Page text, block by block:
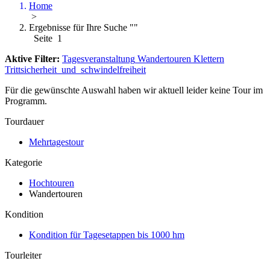
Home
>
Ergebnisse für Ihre Suche ""
Seite 1
Aktive Filter: Tagesveranstaltung Wandertouren Klettern
Trittsicherheit_und_schwindelfreiheit
Für die gewünschte Auswahl haben wir aktuell leider keine Tour im
Programm.
Tourdauer
Mehrtagestour
Kategorie
Hochtouren
Wandertouren
Kondition
Kondition für Tagesetappen bis 1000 hm
Tourleiter